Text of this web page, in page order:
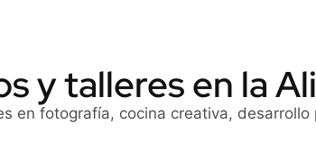
y talleres en la
en fotografía, cocina creativa, desarrollo